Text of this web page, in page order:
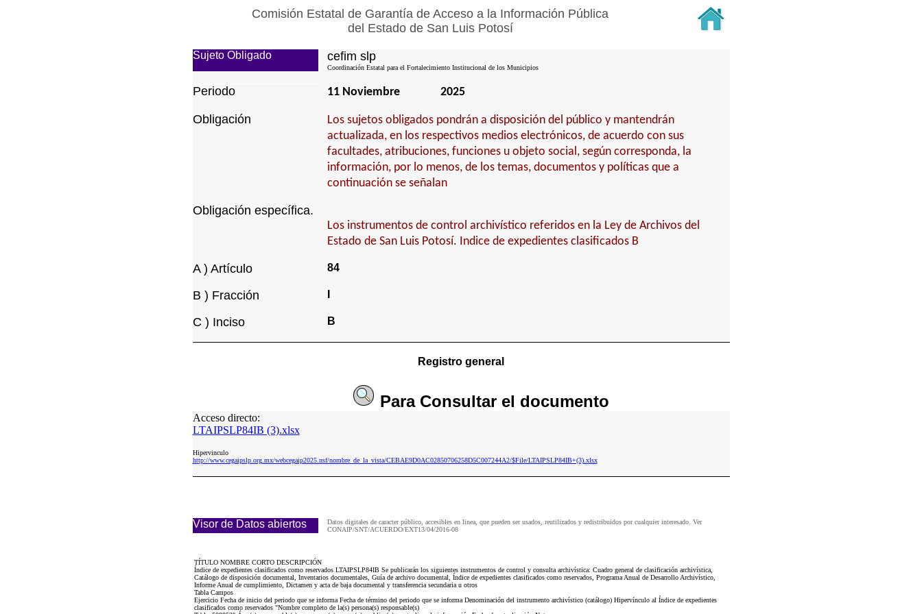
Comisión Estatal de Garantía de Acceso a la Información Pública
del Estado de San Luis Potosí
Sujeto Obligado cefim slp
Coordinación Estatal para el Fortalecimiento Institucional de los Municipios
Periodo 11 Noviembre 2025
Obligación
Los sujetos obligados pondrán a disposición del público y mantendrán
actualizada, en los respectivos medios electrónicos, de acuerdo con sus
facultades, atribuciones, funciones u objeto social, según corresponda, la
información, por lo menos, de los temas, documentos y políticas que a
continuación se señalan
Obligación específica.
Los instrumentos de control archivístico referidos en la Ley de Archivos del
Estado de San Luis Potosí. Indice de expedientes clasificados B
A ) Artículo 84
B ) Fracción
C ) Inciso B
Registro general
Para Consultarel documento
Acceso directo:
LTAIPSLP84IB (3).xlsx
Hipervinculo
http://www.cegaipslp.org.mx/webcegaip2025.nsf/nombre_de_la_vista/CEBAE9D0AC02850706258D5C007244A2/$File/LTAIPSLP84IB+(3).xlsx
Visor de Datos abiertos
Datos digitales de caracter público, accesibles en linea, que pueden ser usados, reutilizados y redistribuidos por cualquier interesado. Ver
CONAIP/SNT/ACUERDO/EXT13/04/2016-08
TÍTULO NOMBRE CORTO DESCRIPCIÓN
Índice de expedientes clasificados como reservados LTAIPSLP84IB Se publicarán los siguientes instrumentos de control y consulta archivística: Cuadro general de clasificación archivística,
Catálogo de disposición documental, Inventarios documentales, Guía de archivo documental, Índice de expedientes clasificados como reservados, Programa Anual de Desarrollo Archivístico,
Informe Anual de cumplimiento, Dictamen y acta de baja documental y transferencia secundaria u otros
Tabla Campos
Ejercicio Fecha de inicio del periodo que se informa Fecha de término del periodo que se informa Denominación del instrumento archivístico (catálogo) Hipervínculo al Índice de expedientes
clasificados como reservados "Nombre completo de la(s) persona(s) responsable(s)